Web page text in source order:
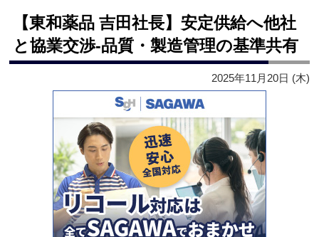
【東和薬品 吉田社長】安定供給へ他社
と協業交渉‐品質・製造管理の基準共有
2025年11月20日 (木)